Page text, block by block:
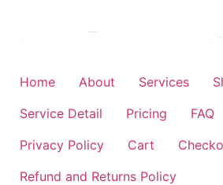
Home About Services
Service Detail
Pricing FAQ
Privacy Policy
Cart
Refund and Returns Policy